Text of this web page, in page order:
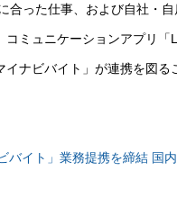
合った仕事、および自社・
コミュニケーションアプリ
イナビバイト」が連携を図
バイト」業務提携を締結 国